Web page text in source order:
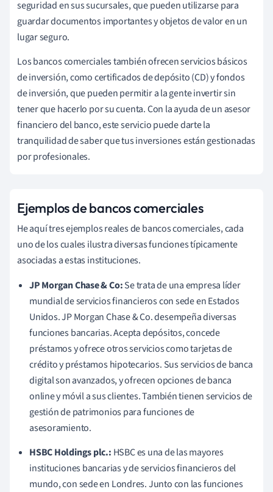
seguridad en sus sucursales, que pueden utilizarse para
guardar documentos importantes y objetos de valor en un
lugar seguro.
Los bancos comerciales también ofrecen servicios básicos
de inversión, como certificados de depósito (CD) y fondos
de inversión, que pueden permitir a la gente invertir sin
tener que hacerlo por su cuenta. Con la ayuda de un asesor
financiero del banco, este servicio puede darte la
tranquilidad de saber que tus inversiones están gestionadas
por profesionales.
Ejemplos de bancos comerciales
He aquí tres ejemplos reales de bancos comerciales, cada
uno de los cuales ilustra diversas funciones típicamente
asociadas a estas instituciones.
JP Morgan Chase & Co:Se trata de una empresa líder
mundial de servicios financieros con sede en Estados
Unidos. JP Morgan Chase & Co. desempeña diversas
funciones bancarias. Acepta depósitos, concede
préstamos y ofrece otros servicios como tarjetas de
crédito y préstamos hipotecarios. Sus servicios de banca
digital son avanzados, y ofrecen opciones de banca
online y móvil a sus clientes. También tienen servicios de
gestión de patrimonios para funciones de
asesoramiento.
HSBC Holdings plc.: HSBC es una de las mayores
instituciones bancarias y de servicios financieros del
mundo, con sede en Londres. Junto con las funciones